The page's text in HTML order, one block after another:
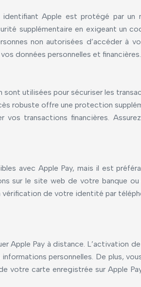
identifiant Apple est protégé par
supplémentaire en exigeant un
non autorisées d’accéder à
données personnelles et financières.
utilisées pour sécuriser les
robuste offre une protection
vos transactions financières.
avec Apple Pay, mais il est
sur le site web de votre banque
de votre identité par
Apple Pay à distance. L’activation
personnelles. De plus,
votre carte enregistrée sur Apple